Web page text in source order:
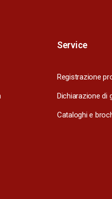
Service
Registrazione
Dichiarazione di
Cataloghi e